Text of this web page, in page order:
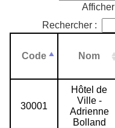
Afficher
Rechercher :
Code Nom
30001
Hôtel de
Ville -
Adrienne
Bolland